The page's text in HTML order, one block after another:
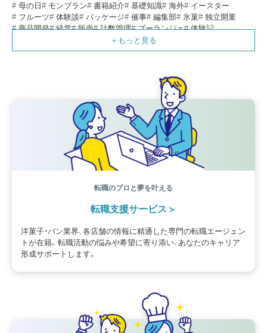
母の日
モンブラン 書籍紹介 基礎知識 海外
イースター
フルーツ
体験談 パッケージ 催事 編集部 氷菓
独立開業
商品開発
経営 販売 計数管理 ブーランジェ
体験記
コラム パン スタッフ育成
スイーツ
IT 業界事情 講習会 潜入レポート
クリスマス
ベーカリー 工場
生菓子
アシェットデセール
フランス オーブン担当 チョコレート
転職のプロと夢を叶える
転職支援サービス
洋菓子・パン業界、各店舗の情報に精通した専門の転職エージェン
トが在籍。転職活動の悩みや希望に寄り添い、あなたのキャリア
形成サポートします。